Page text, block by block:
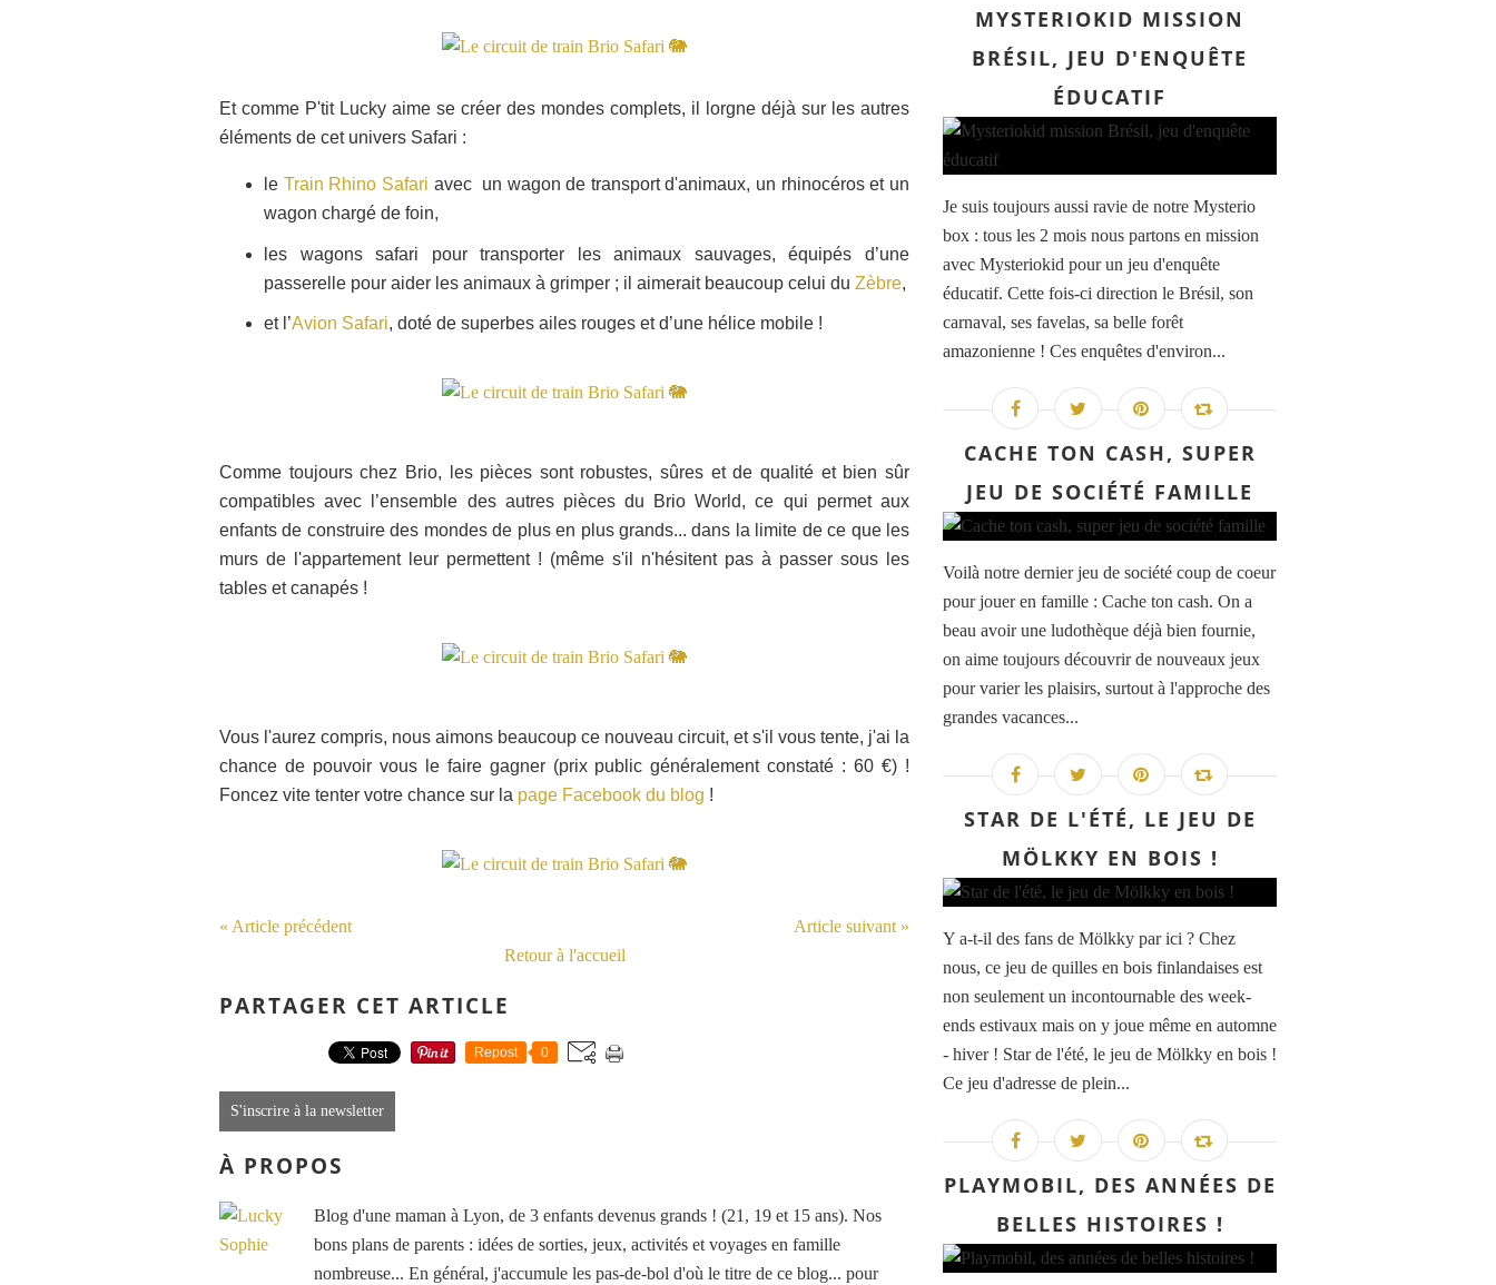
Et comme P'tit Lucky aime se créer des mondes complets, il lorgne déjà sur les autres
éléments de cet univers Safari :
le Train Rhino Safari avec un wagon de transport d'animaux, un rhinocéros et un
wagon chargé de foin,
les wagons safari pour transporter les animaux sauvages, équipés d’une
passerelle pour aider les animaux à grimper ; il aimerait beaucoup celui du Zèbre,
et l’Avion Safari, doté de superbes ailes rouges et d’une hélice mobile !
Comme toujours chez Brio, les pièces sont robustes, sûres et de qualité et bien sûr
compatibles avec l’ensemble des autres pièces du Brio World, ce qui permet aux
enfants de construire des mondes de plus en plus grands... dans la limite de ce que les
murs de l'appartement leur permettent ! (même s'il n'hésitent pas à passer sous les
tables et canapés !
Vous l'aurez compris, nous aimons beaucoup ce nouveau circuit, et s'il vous tente, j'ai la
chance de pouvoir vous le faire gagner (prix public généralement constaté : 60 €) !
Foncez vite tenter votre chance sur la page Facebook du blog !
« Article précédent
Article suivant »
Retour à l'accueil
PARTAGER CET ARTICLE
Repost 0
S'inscrire à la newsletter
À PROPOS
Blog d'une maman à Lyon, de 3 enfants devenus grands ! (21, 19 et 15 ans). Nos
bons plans de parents : idées de sorties, jeux, activités et voyages en famille
nombreuse... En général, j'accumule les pas-de-bol d'où le titre de ce blog... pour
MYSTERIOKID MISSION
BRÉSIL, JEU D'ENQUÊTE
ÉDUCATIF
Je suis toujours aussi ravie de notre Mysterio
box : tous les 2 mois nous partons en mission
avec Mysteriokid pour un jeu d'enquête
éducatif. Cette fois-ci direction le Brésil, son
carnaval, ses favelas, sa belle forêt
amazonienne ! Ces enquêtes d'environ...
CACHE TON CASH, SUPER
JEU DE SOCIÉTÉ FAMILLE
Voilà notre dernier jeu de société coup de coeur
pour jouer en famille : Cache ton cash. On a
beau avoir une ludothèque déjà bien fournie,
on aime toujours découvrir de nouveaux jeux
pour varier les plaisirs, surtout à l'approche des
grandes vacances...
STAR DE L'ÉTÉ, LE JEU DE
MÖLKKY EN BOIS !
Y a-t-il des fans de Mölkky par ici ? Chez
nous, ce jeu de quilles en bois finlandaises est
non seulement un incontournable des week-
ends estivaux mais on y joue même en automne
- hiver ! Star de l'été, le jeu de Mölkky en bois !
Ce jeu d'adresse de plein...
PLAYMOBIL, DES ANNÉES DE
BELLES HISTOIRES !